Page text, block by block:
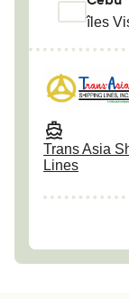
îles
Trans Asia
Lines